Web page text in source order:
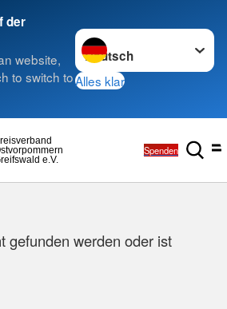
der
website,
to switch to
Sprache wechseln zu
Alles klar
e.V.
Spenden
gefunden werden oder ist